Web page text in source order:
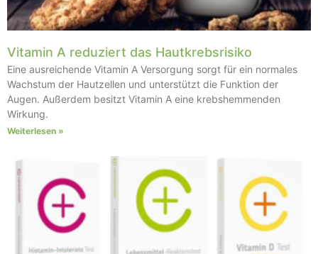
Vitamin A reduziert das Hautkrebsrisiko
Eine ausreichende Vitamin A Versorgung sorgt für ein normales
Wachstum der Hautzellen und unterstützt die Funktion der
Augen. Außerdem besitzt Vitamin A eine krebshemmenden
Wirkung.
Weiterlesen »